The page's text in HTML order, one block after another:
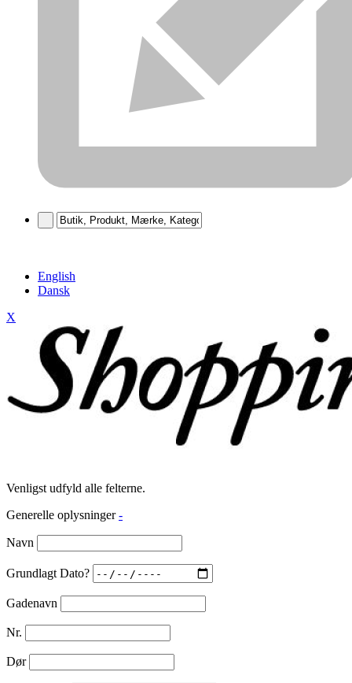
English
Dansk
X
Venligst udfyld alle felterne.
Generelle oplysninger -
Navn
Grundlagt Dato?
Gadenavn
Nr.
Dør